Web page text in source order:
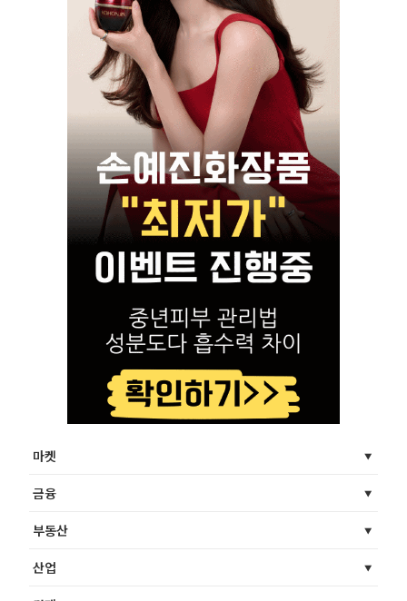
마켓
금융
부동산
산업